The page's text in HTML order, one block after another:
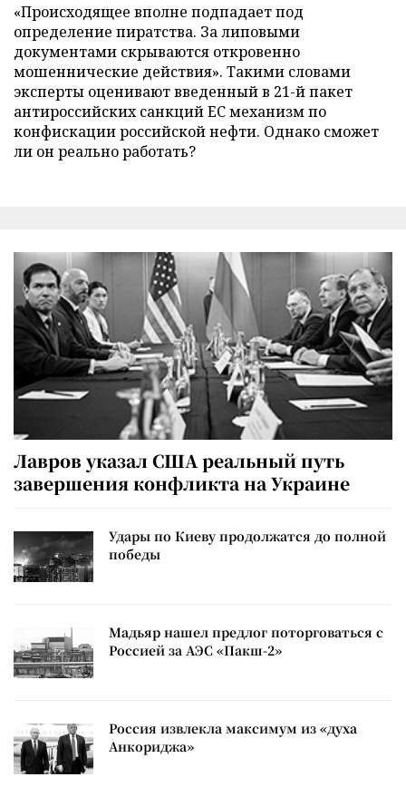
«Происходящее вполне подпадает под
определение пиратства. За липовыми
документами скрываются откровенно
мошеннические действия». Такими словами
эксперты оценивают введенный в 21-й пакет
антироссийских санкций ЕС механизм по
конфискации российской нефти. Однако сможет
ли он реально работать?
Лавров указал США реальный путь
завершения конфликта на Украине
Удары по Киеву продолжатся до полной
победы
Мадьяр нашел предлог поторговаться с
Россией за АЭС «Пакш-2»
Россия извлекла максимум из «духа
Анкориджа»